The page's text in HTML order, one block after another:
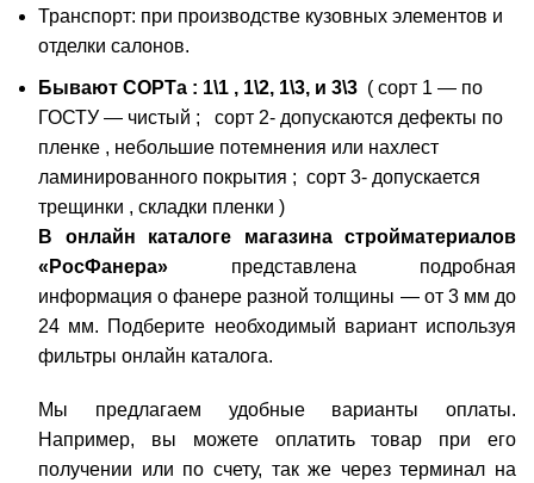
Транспорт: при производстве кузовных элементов и
отделки салонов.
Бывают СОРТа : 1\1 , 1\2, 1\3, и 3\3 ( сорт 1 — по
ГОСТУ — чистый ; сорт 2- допускаются дефекты по
пленке , небольшие потемнения или нахлест
ламинированного покрытия ; сорт 3- допускается
трещинки , складки пленки )
В онлайн каталоге магазина стройматериалов
«РосФанера» представлена подробная
информация о фанере разной толщины — от 3 мм до
24 мм. Подберите необходимый вариант используя
фильтры онлайн каталога.
Мы предлагаем удобные варианты оплаты.
Например, вы можете оплатить товар при его
получении или по счету, так же через терминал на